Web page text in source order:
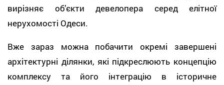
вирізняє об’єкти девелопера серед елітної
нерухомості Одеси.
Вже зараз можна побачити окремі завершені
архітектурні ділянки, які підкреслюють концепцію
комплексу та його інтеграцію в історичне